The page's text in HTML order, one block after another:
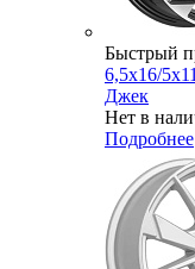
Быстрый
6,5x16/
Джек
Нет в
Подробнее